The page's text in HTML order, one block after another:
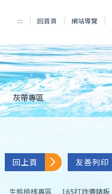
::: 回首頁 網站導覽
灰帶專區
回上頁 友善列印
生態檢核專區 165打詐儀錶板